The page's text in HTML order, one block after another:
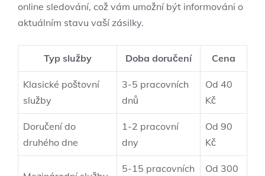
online sledování, což vám umožní být informováni o
aktuálním stavu vaší zásilky.
Typ služby Doba doručení Cena
Klasické poštovní
služby
3-5 pracovních
dnů
Od 40
Kč
Doručení do
druhého dne
1-2 pracovní
dny
Od 90
Kč
5-15 pracovních
Od 300